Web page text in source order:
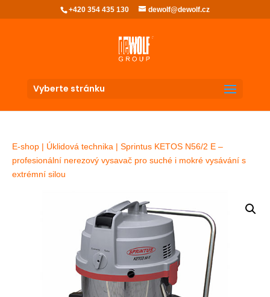
+420 354 435 130 dewolf@dewolf.cz
Vyberte stránku
E-shop | Úklidová technika | Sprintus KETOS N56/2 E –
profesionální nerezový vysavač pro suché i mokré vysávání s
extrémní silou